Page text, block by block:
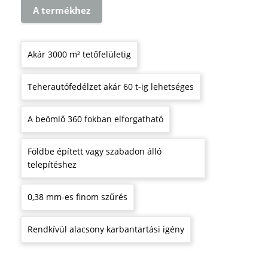
A termékhez
Akár 3000 m² tetőfelületig
Teherautófedélzet akár 60 t-ig lehetséges
A beömlő 360 fokban elforgatható
Földbe épített vagy szabadon álló
telepítéshez
0,38 mm-es finom szűrés
Rendkívül alacsony karbantartási igény